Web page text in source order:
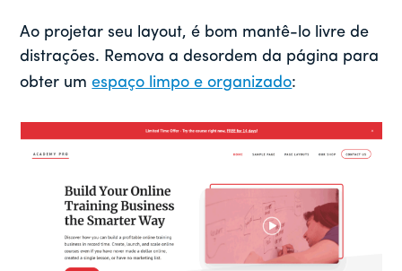
Ao projetar seu layout, é bom mantê-lo livre de
distrações. Remova a desordem da página para
obter umespaço limpo e organizado: